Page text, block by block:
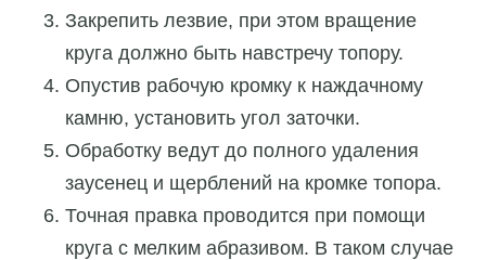
Закрепить лезвие, при этом вращение
круга должно быть навстречу топору.
Опустив рабочую кромку к наждачному
камню, установить угол заточки.
Обработку ведут до полного удаления
заусенец и щерблений на кромке топора.
Точная правка проводится при помощи
круга с мелким абразивом. В таком случае